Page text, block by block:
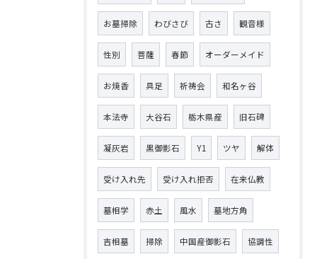
お墓掃除 わびさび 古さ 観音様
性別 菩薩 春節 オーダーメイド
お焼香 具足 祈祷会 和名ヶ谷
本法寺 大谷石 栃木県産 旧石碑
凝灰岩 黒御影石 Y1 ツヤ 解体
受け入れ先 受け入れ拒否 在来仏教
墓相学 赤土 風水 墓地方角
吉相墓 掃除 中国産御影石 協調性